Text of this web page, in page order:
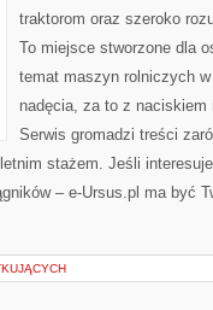
traktorom oraz szeroko
To miejsce stworzone dla
temat maszyn rolniczych
nadęcia, za to z
Serwis gromadzi treści
stażem. Jeśli
– e-Ursus.pl ma być